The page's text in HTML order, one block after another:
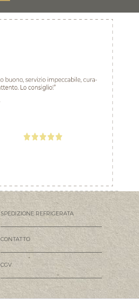
SPEDIZIONE REFRIGERATA
CONTATTO
CGV